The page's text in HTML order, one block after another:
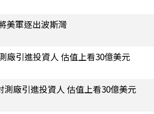
美軍逐出波斯灣
廠引進投資人 估值上看30億美元
測廠引進投資人 估值上看30億美元